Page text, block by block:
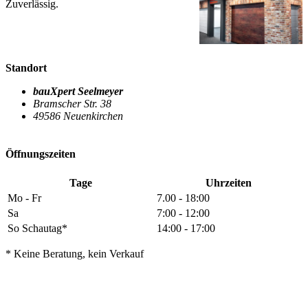
Zuverlässig.
Standort
bauXpert Seelmeyer
Bramscher Str. 38
49586 Neuenkirchen
Öffnungszeiten
Tage
Uhrzeiten
Mo - Fr
7.00 - 18:00
Sa
7:00 - 12:00
So Schautag*
14:00 - 17:00
* Keine Beratung, kein Verkauf